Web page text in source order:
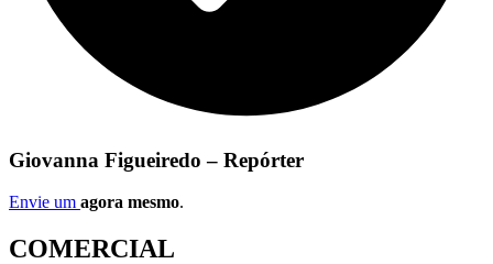
Giovanna Figueiredo – Repórter
Envie um agora mesmo.
COMERCIAL